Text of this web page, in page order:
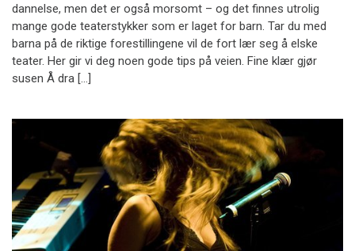
dannelse, men det er også morsomt – og det finnes utrolig
mange gode teaterstykker som er laget for barn. Tar du med
barna på de riktige forestillingene vil de fort lær seg å elske
teater. Her gir vi deg noen gode tips på veien. Fine klær gjør
susen Å dra […]